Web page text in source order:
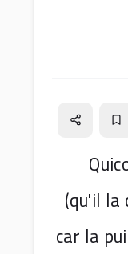
(qu'il la
car la